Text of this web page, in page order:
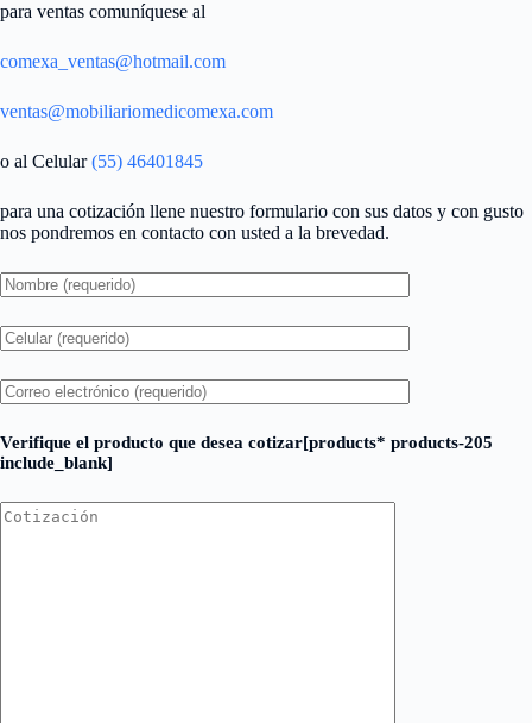
para ventas comuníquese al
comexa_ventas@hotmail.com
ventas@mobiliariomedicomexa.com
o al Celular(55) 46401845
para una cotización llene nuestro formulario con sus datos y con gusto
nos pondremos en contacto con usted a la brevedad.
Verifique el producto que desea cotizar[products* products-205
include_blank]